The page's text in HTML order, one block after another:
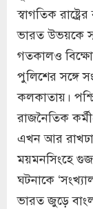
স্বাগতিক
ভারত উভয়কে
গতকালও
পুলিশের সঙ্গে
কলকাতায়।
রাজনৈতিক
এখন আর
ময়মনসিংহে
ঘটনাকে
ভারত জুড়ে